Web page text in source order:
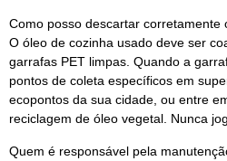
Como posso descartar corretamente
O óleo de cozinha usado deve ser
garrafas PET limpas. Quando a
pontos de coleta específicos em
ecopontos da sua cidade, ou entre
reciclagem de óleo vegetal. Nunca
Quem é responsável pela